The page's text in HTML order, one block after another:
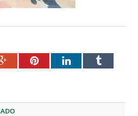
Google+PinterestLinkedInTumblr